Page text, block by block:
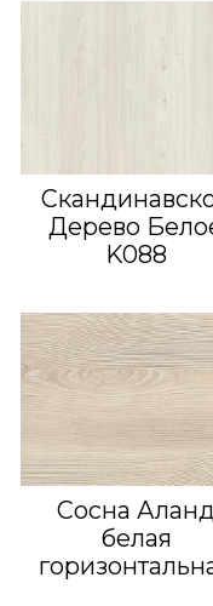
Дерево
K088
Сосна Аланд
белая